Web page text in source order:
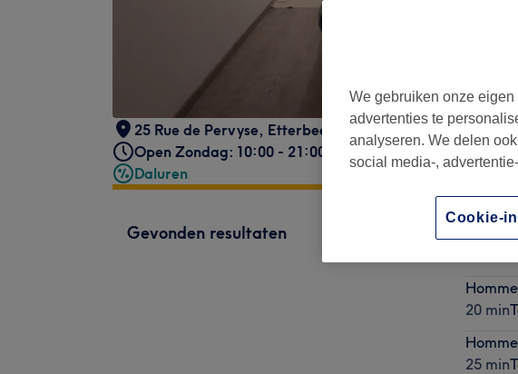
25 Rue de Pervyse, Etterbeek BE, 1040
Open Zondag: 10:00 - 21:00
Daluren
Gevonden resultaten
20 min
25 min
We gebruiken onze
advertenties te
analyseren. We delen
social media-,
Cookie-